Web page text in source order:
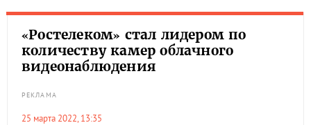
«Ростелеком» стал лидером по
количеству камер облачного
видеонаблюдения
РЕКЛАМА
25 марта 2022, 13:35